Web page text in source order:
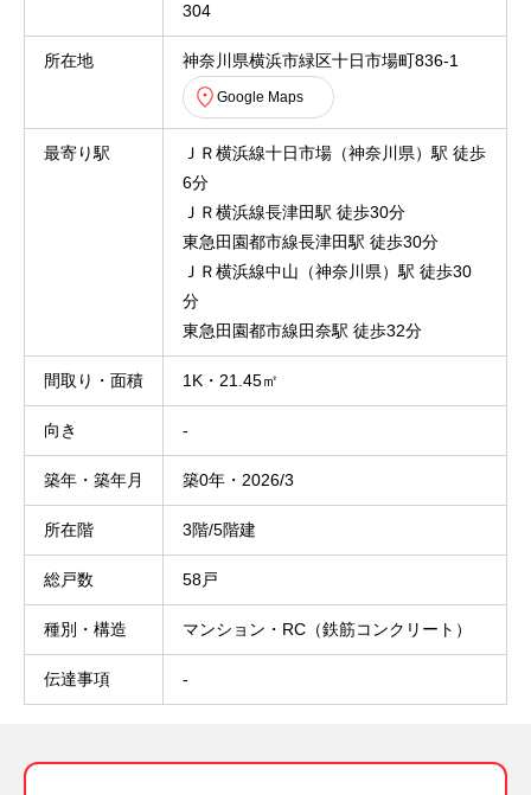
304
所在地 神奈川県横浜市緑区十日市場町836-1
Google Maps
最寄り駅
ＪＲ横浜線十日市場（神奈川県）駅 徒歩
6分
ＪＲ横浜線長津田駅 徒歩30分
東急田園都市線長津田駅 徒歩30分
ＪＲ横浜線中山（神奈川県）駅 徒歩30
分
東急田園都市線田奈駅 徒歩32分
間取り・面積 1K・21.45㎡
向き -
築年・築年月 築0年・2026/3
所在階 3階/5階建
総戸数 58戸
種別・構造 マンション・RC（鉄筋コンクリート）
伝達事項 -